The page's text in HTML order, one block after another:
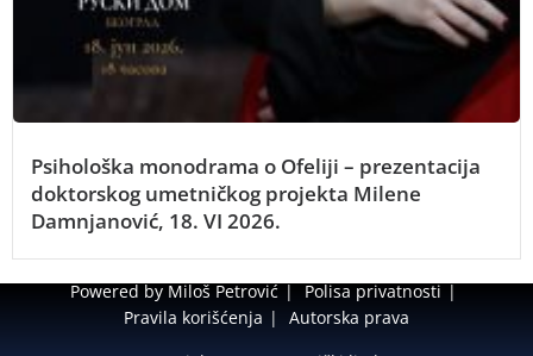
Psihološka monodrama o Ofeliji – prezentacija
doktorskog umetničkog projekta Milene
Damnjanović, 18. VI 2026.
Powered by Miloš Petrović
Polisa privatnosti
Pravila korišćenja
Autorska prava